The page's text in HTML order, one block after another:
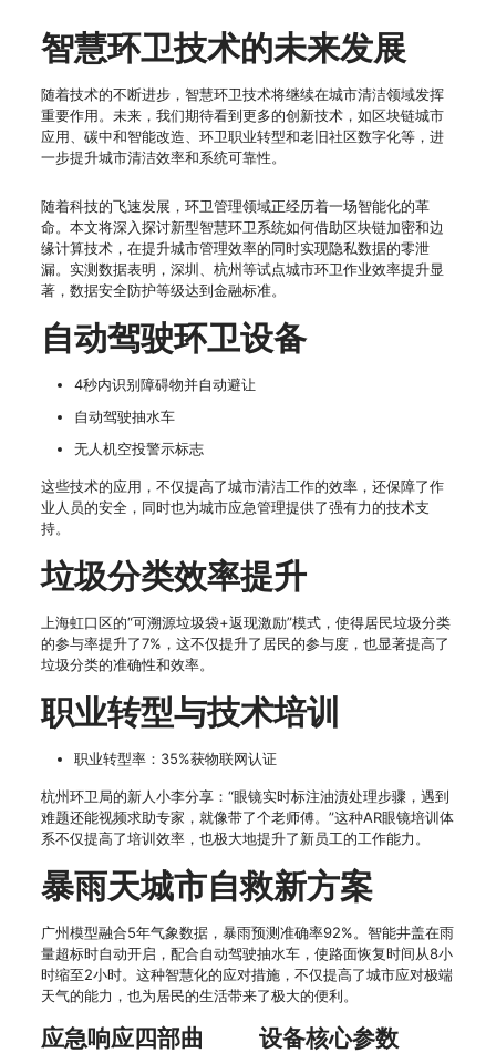
智慧环卫技术的未来发展
随着技术的不断进步，智慧环卫技术将继续在城市清洁领域发挥
重要作用。未来，我们期待看到更多的创新技术，如区块链城市
应用、碳中和智能改造、环卫职业转型和老旧社区数字化等，进
一步提升城市清洁效率和系统可靠性。
随着科技的飞速发展，环卫管理领域正经历着一场智能化的革
命。本文将深入探讨新型智慧环卫系统如何借助区块链加密和边
缘计算技术，在提升城市管理效率的同时实现隐私数据的零泄
漏。实测数据表明，深圳、杭州等试点城市环卫作业效率提升显
著，数据安全防护等级达到金融标准。
自动驾驶环卫设备
4秒内识别障碍物并自动避让
自动驾驶抽水车
无人机空投警示标志
这些技术的应用，不仅提高了城市清洁工作的效率，还保障了作
业人员的安全，同时也为城市应急管理提供了强有力的技术支
持。
垃圾分类效率提升
上海虹口区的“可溯源垃圾袋+返现激励”模式，使得居民垃圾分类
的参与率提升了7%，这不仅提升了居民的参与度，也显著提高了
垃圾分类的准确性和效率。
职业转型与技术培训
职业转型率：35%获物联网认证
杭州环卫局的新人小李分享：“眼镜实时标注油渍处理步骤，遇到
难题还能视频求助专家，就像带了个老师傅。”这种AR眼镜培训体
系不仅提高了培训效率，也极大地提升了新员工的工作能力。
暴雨天城市自救新方案
广州模型融合5年气象数据，暴雨预测准确率92%。智能井盖在雨
量超标时自动开启，配合自动驾驶抽水车，使路面恢复时间从8小
时缩至2小时。这种智慧化的应对措施，不仅提高了城市应对极端
天气的能力，也为居民的生活带来了极大的便利。
应急响应四部曲 设备核心参数